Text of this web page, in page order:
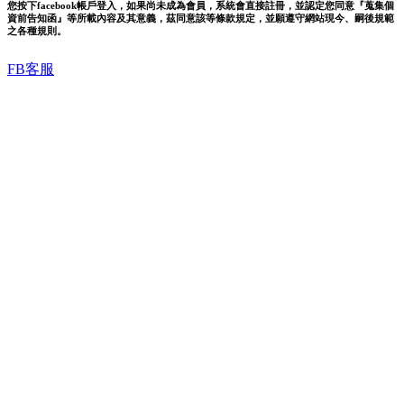
您按下facebook帳戶登入，如果尚未成為會員，系統會直接註冊，並認定您同意『蒐集個
資前告知函』等所載內容及其意義，茲同意該等條款規定，並願遵守網站現今、嗣後規範
之各種規則。
FB客服